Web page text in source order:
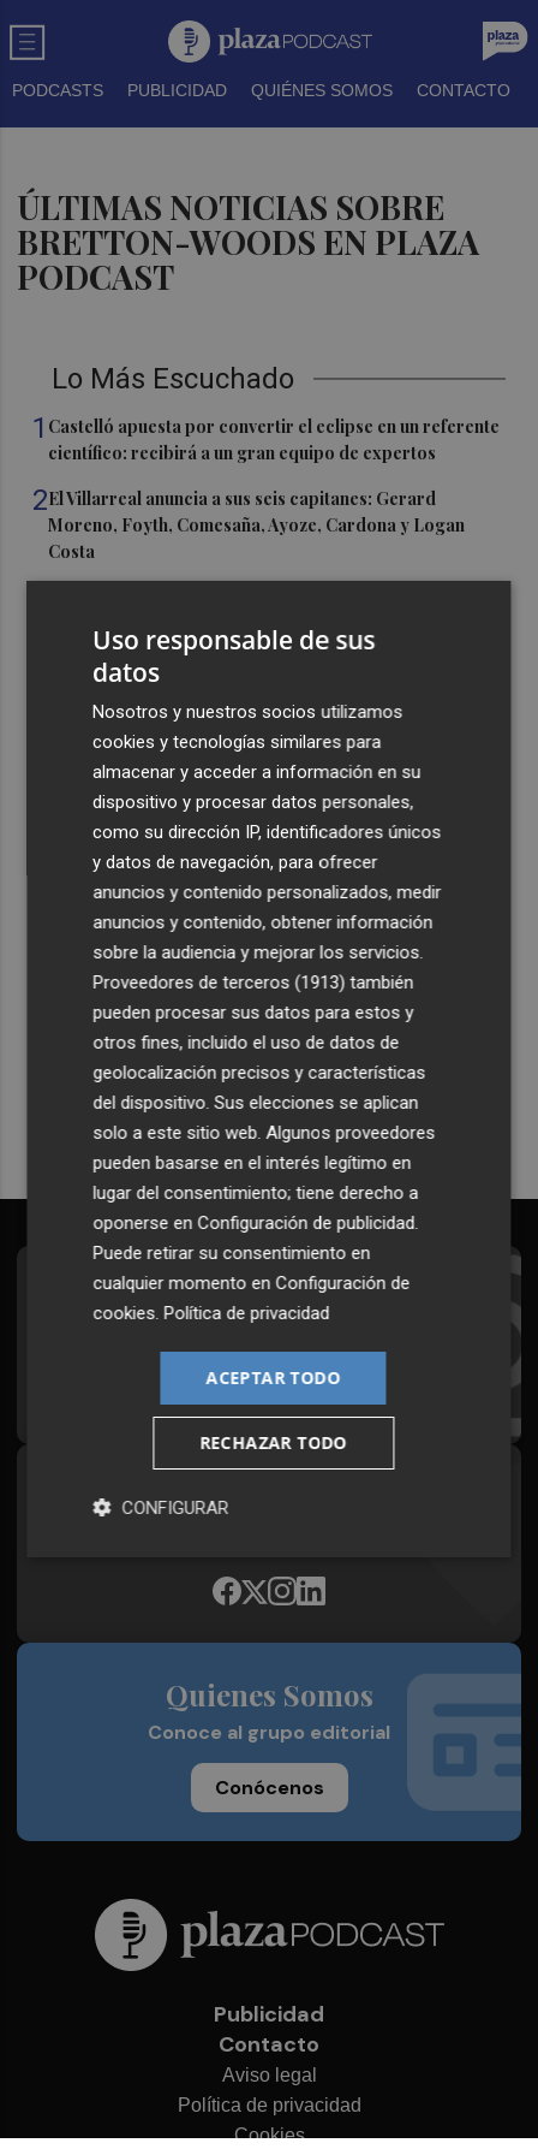
PODCASTS PUBLICIDAD QUIÉNES SOMOS CONTACTO
ÚLTIMAS NOTICIAS SOBRE
BRETTON-WOODS EN PLAZA
PODCAST
Lo Más Escuchado
1 Castelló apuesta por convertir el eclipse en un referente
científico: recibirá a un gran equipo de expertos
2El Villarreal anuncia a sus seis capitanes: Gerard
Moreno, Foyth, Comesaña, Ayoze, Cardona y Logan
Costa
San Javier da viabilidad al nuevo contrato del transporte
324 habitaciones
Estos son los estrenos que abren la cartelera en agosto:
de la comedia 'El último mono' a una nueva entrega de
'La Patrulla Canina'
Recibe toda la actualidad de
Plaza Podcast en tu correo
Quiero suscribirme
Suscríbete al Boletín
¡Quiero suscribirme!
Síguenos en redes
Quienes Somos
Conoce al grupo editorial
Conócenos
Publicidad
Contacto
Aviso legal
Política de privacidad
Cookies
Uso responsable de sus
datos
Nosotros y nuestros socios utilizamos
cookies y tecnologías similares para
almacenar y acceder a información en su
dispositivo y procesar datos personales,
como su dirección IP, identificadores únicos
y datos de navegación, para ofrecer
anuncios y contenido personalizados, medir
anuncios y contenido, obtener información
sobre la audiencia y mejorar los servicios.
Proveedores de terceros (1913) también
pueden procesar sus datos para estos y
otros fines, incluido el uso de datos de
geolocalización precisos y características
del dispositivo. Sus elecciones se aplican
solo a este sitio web. Algunos proveedores
pueden basarse en el interés legítimo en
lugar del consentimiento; tiene derecho a
oponerse enConfiguración de publicidad.
Puede retirar su consentimiento en
cualquier momento enConfiguración de
cookies.Política de privacidad
ACEPTAR TODO
RECHAZAR TODO
CONFIGURAR